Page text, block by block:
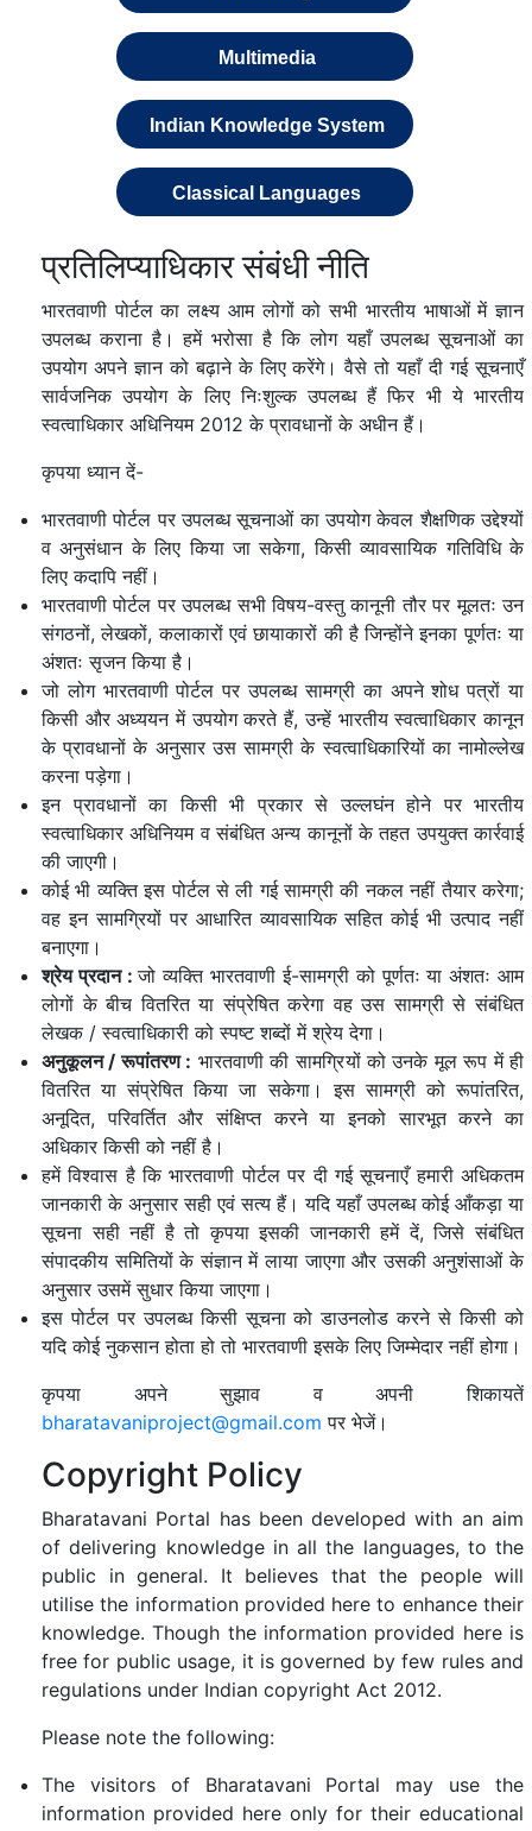
Multimedia
Indian Knowledge System
Classical Languages
प्रतिलिप्याधिकार संबंधी नीति
भारतवाणी पोर्टल का लक्ष्य आम लोगों को सभी भारतीय भाषाओं में ज्ञान
उपलब्ध कराना है। हमें भरोसा है कि लोग यहाँ उपलब्ध सूचनाओं का
उपयोग अपने ज्ञान को बढ़ाने के लिए करेंगे। वैसे तो यहाँ दी गई सूचनाएँ
सार्वजनिक उपयोग के लिए निःशुल्क उपलब्ध हैं फिर भी ये भारतीय
स्वत्वाधिकार अधिनियम 2012 के प्रावधानों के अधीन हैं।
कृपया ध्यान दें-
भारतवाणी पोर्टल पर उपलब्ध सूचनाओं का उपयोग केवल शैक्षणिक उद्देश्यों
व अनुसंधान के लिए किया जा सकेगा, किसी व्यावसायिक गतिविधि के
लिए कदापि नहीं।
भारतवाणी पोर्टल पर उपलब्ध सभी विषय-वस्तु कानूनी तौर पर मूलतः उन
संगठनों, लेखकों, कलाकारों एवं छायाकारों की है जिन्होंने इनका पूर्णतः या
अंशतः सृजन किया है।
जो लोग भारतवाणी पोर्टल पर उपलब्ध सामग्री का अपने शोध पत्रों या
किसी और अध्ययन में उपयोग करते हैं, उन्हें भारतीय स्वत्वाधिकार कानून
के प्रावधानों के अनुसार उस सामग्री के स्वत्वाधिकारियों का नामोल्लेख
करना पड़ेगा।
इन प्रावधानों का किसी भी प्रकार से उल्लघंन होने पर भारतीय
स्वत्वाधिकार अधिनियम व संबंधित अन्य कानूनों के तहत उपयुक्त कार्रवाई
की जाएगी।
कोई भी व्यक्ति इस पोर्टल से ली गई सामग्री की नकल नहीं तैयार करेगा;
वह इन सामग्रियों पर आधारित व्यावसायिक सहित कोई भी उत्पाद नहीं
बनाएगा।
श्रेय प्रदान:जो व्यक्ति भारतवाणी ई-सामग्री को पूर्णतः या अंशतः आम
लोगों के बीच वितरित या संप्रेषित करेगा वह उस सामग्री से संबंधित
लेखक / स्वत्वाधिकारी को स्पष्ट शब्दों में श्रेय देगा।
अनुकूलन / रूपांतरण : भारतवाणी की सामग्रियों को उनके मूल रूप में ही
वितरित या संप्रेषित किया जा सकेगा। इस सामग्री को रूपांतरित,
अनूदित, परिवर्तित और संक्षिप्त करने या इनको सारभूत करने का
अधिकार किसी को नहीं है।
हमें विश्वास है कि भारतवाणी पोर्टल पर दी गई सूचनाएँ हमारी अधिकतम
जानकारी के अनुसार सही एवं सत्य हैं। यदि यहाँ उपलब्ध कोई आँकड़ा या
सूचना सही नहीं है तो कृपया इसकी जानकारी हमें दें, जिसे संबंधित
संपादकीय समितियों के संज्ञान में लाया जाएगा और उसकी अनुशंसाओं के
अनुसार उसमें सुधार किया जाएगा।
इस पोर्टल पर उपलब्ध किसी सूचना को डाउनलोड करने से किसी को
यदि कोई नुकसान होता हो तो भारतवाणी इसके लिए जिम्मेदार नहीं होगा।
कृपया अपने सुझाव व अपनी शिकायतें
bharatavaniproject@gmail.com पर भेजें।
Copyright Policy
Bharatavani Portal has been developed with an aim
of delivering knowledge in all the languages, to the
public in general. It believes that the people will
utilise the information provided here to enhance their
knowledge. Though the information provided here is
free for public usage, it is governed by few rules and
regulations under Indian copyright Act 2012.
Please note the following:
The visitors of Bharatavani Portal may use the
information provided here only for their educational